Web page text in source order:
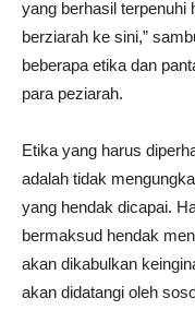
yang berhasil terpenuhi
berziarah ke sini,”
beberapa etika dan
para peziarah.
Etika yang harus
adalah tidak
yang hendak dicapai.
bermaksud hendak
akan dikabulkan
akan didatangi oleh